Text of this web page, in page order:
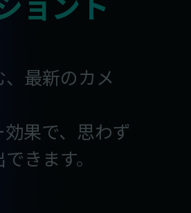
最新のカメ
果で、思わず
きます。